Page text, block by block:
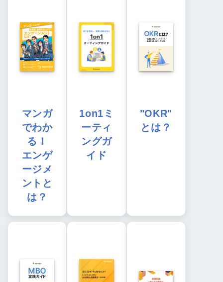
マンガ
でわか
る！
エンゲ
ージメ
ントと
は？
1on1ミ
ーティ
ングガ
イド
"OKR"
とは？